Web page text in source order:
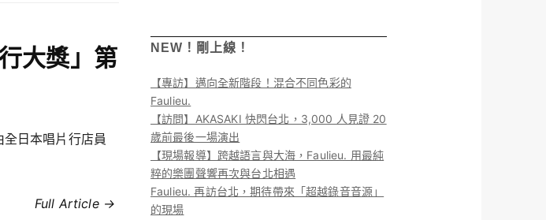
大獎」第
日本唱片行店員
Full Article →
NEW！剛上線！
【專訪】邁向全新階段！混合不同色彩的
Faulieu.
【訪問】AKASAKI 快閃台北，3,000 人見證 20
歲前最後一場演出
【現場報導】跨越語言與大海，Faulieu. 用最純
粹的樂團聲響再次與台北相遇
Faulieu. 再訪台北，期待帶來「超越錄音音源」
的現場